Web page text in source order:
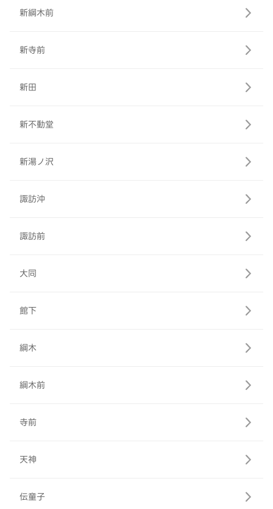
新綱木前
新寺前
新田
新不動堂
新湯ノ沢
諏訪沖
諏訪前
大同
館下
綱木
綱木前
寺前
天神
伝童子